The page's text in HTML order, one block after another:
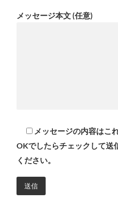
メッセージ本文 (任意)
メッセージの内容はこ
OKでしたらチェックして送
ください。